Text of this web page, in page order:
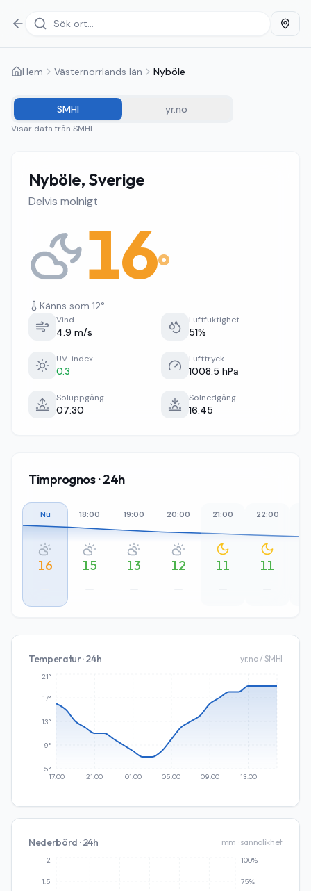
Hem Västernorrlands län Nyböle
SMHI yr.no
Visar data från SMHI
Nyböle, Sverige
Delvis molnigt
16°
Känns som 12°
Vind
4.9 m/s
Luftfuktighet
51%
UV-index
0.3
Lufttryck
1008.5 hPa
Soluppgång
07:30
Solnedgång
16:45
Timprognos · 24h
Nu
16
–
18:00
15
–
19:00
13
–
20:00
12
–
21:00
11
–
22:00
11
–
Temperatur · 24h yr.no / SMHI
17:00 21:00 01:00 05:00 09:00 13:00
5°
9°
13°
17°
21°
Nederbörd · 24h mm · sannolikhet
1.5
2
75%
100%